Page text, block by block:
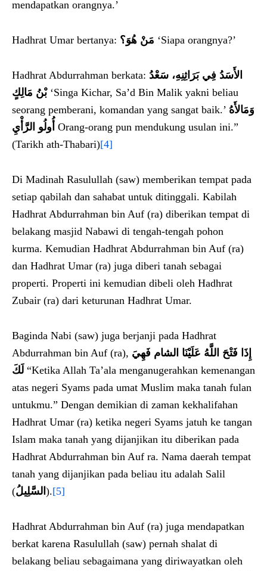
mendapatkan orangnya.’
Hadhrat Umar bertanya: مَنْ هُوَ؟ ‘Siapa orangnya?’
Hadhrat Abdurrahman berkata: الأَسَدُ فِي بَرَاثِنِهِ، سَعْدُ
بْنُ مَالِكٍ‘Singa Kichar, Sa’d Bin Malik yakni beliau
seorang pemberani, komandan yang sangat baik.’ وَمَالأَهُ
أُولُو الرَّأْيِ Orang-orang pun mendukung usulan ini.”
(Tarikh ath-Thabari)[4]
Di Madinah Rasulullah (saw) memberikan tempat pada
setiap qabilah dan sahabat untuk ditinggali. Kabilah
Hadhrat Abdurrahman bin Auf (ra) diberikan tempat di
belakang masjid Nabawi di tengah-tengah pohon
kurma. Kemudian Hadhrat Abdurrahman bin Auf (ra)
dan Hadhrat Umar (ra) juga diberi tanah sebagai
properti. Properti ini kemudian dibeli oleh Hadhrat
Zubair (ra) dari keturunan Hadhrat Umar.
Baginda Nabi (saw) juga berjanji pada Hadhrat
Abdurrahman bin Auf (ra), إِذَا فَتْحَ اللَّهُ عَلَيْنَا الشام فَهِيَ
لَكَ “Ketika Allah Ta’ala menganugerahkan kemenangan
atas negeri Syams pada umat Muslim maka tanah fulan
untukmu.” Dengan demikian di zaman kekhalifahan
Hadhrat Umar (ra) ketika negeri Syams jatuh ke tangan
Islam maka tanah yang dijanjikan itu diberikan pada
Hadhrat Abdurrahman bin Auf ra. Nama daerah tempat
tanah yang dijanjikan pada beliau itu adalah Salil
(السَّلِيلُ ). [5]
Hadhrat Abdurrahman bin Auf (ra) juga mendapatkan
berkat karena Rasulullah (saw) pernah shalat di
belakang beliau sebagaimana yang diriwayatkan oleh